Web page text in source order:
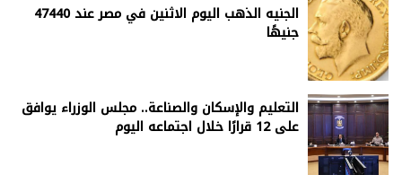
الجنيه الذهب اليوم الاثنين في مصر عند 47440
جنيهًا
التعليم والإسكان والصناعة.. مجلس الوزراء يوافق
على 12 قرارًا خلال اجتماعه اليوم